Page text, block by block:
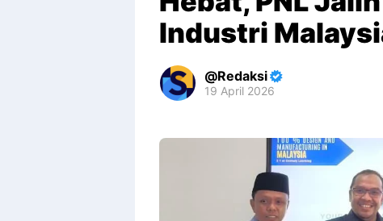
Industri
Redaksi
19 April 2026
By